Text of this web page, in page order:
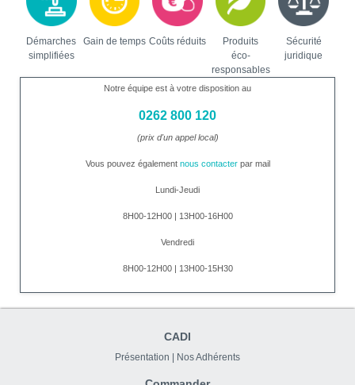
Démarches
simplifiées
Gain de temps Coûts réduits
Produits
éco-
responsables
Sécurité
juridique
Notre équipe est à votre disposition au
0262 800 120
(prix d'un appel local)
Vous pouvez également nous contacterpar mail
Lundi-Jeudi
8H00-12H00 | 13H00-16H00
Vendredi
8H00-12H00 | 13H00-15H30
CADI
Présentation | Nos Adhérents